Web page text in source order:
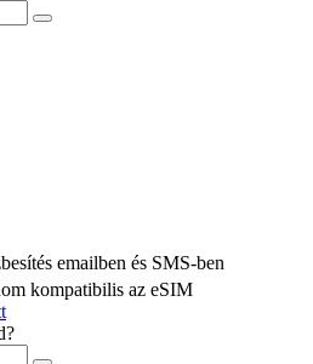
emailben és SMS-ben
kompatibilis az eSIM